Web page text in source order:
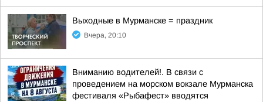
Выходные в Мурманске = праздник
Вчера, 20:10
Вниманию водителей!. В связи с
проведением на морском вокзале Мурманска
фестиваля «Рыбафест» вводятся